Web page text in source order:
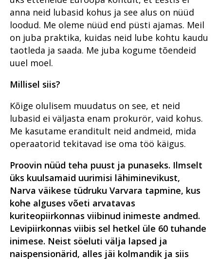
anna neid lubasid kohus ja see alus on nüüd
loodud. Me oleme nüüd end püsti ajamas. Meil
on juba praktika, kuidas neid lube kohtu kaudu
taotleda ja saada. Me juba kogume tõendeid
uuel moel.
Millisel siis?
Kõige olulisem muudatus on see, et neid
lubasid ei väljasta enam prokurör, vaid kohus.
Me kasutame eranditult neid andmeid, mida
operaatorid tekitavad ise oma töö käigus.
Proovin nüüd teha puust ja punaseks. Ilmselt
üks kuulsamaid uurimisi lähiminevikust,
Narva väikese tüdruku Varvara tapmine, kus
kohe alguses võeti arvatavas
kuriteopiirkonnas viibinud inimeste andmed.
Levipiirkonnas viibis sel hetkel üle 60 tuhande
inimese. Neist söeluti välja lapsed ja
naispensionärid, alles jäi kolmandik ja siis